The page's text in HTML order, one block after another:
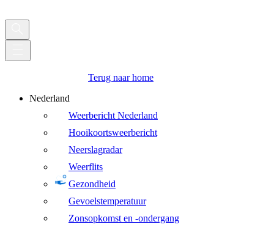
Terug naar home
Nederland
Weerbericht Nederland
Hooikoortsweerbericht
Neerslagradar
Weerflits
Gezondheid
Gevoelstemperatuur
Zonsopkomst en -ondergang